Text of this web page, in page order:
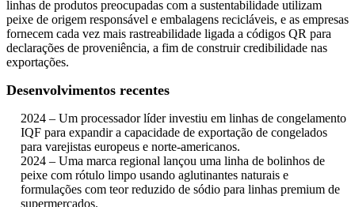
linhas de produtos preocupadas com a sustentabilidade utilizam
peixe de origem responsável e embalagens recicláveis, e as empresas
fornecem cada vez mais rastreabilidade ligada a códigos QR para
declarações de proveniência, a fim de construir credibilidade nas
exportações.
Desenvolvimentos recentes
2024 – Um processador líder investiu em linhas de congelamento
IQF para expandir a capacidade de exportação de congelados
para varejistas europeus e norte-americanos.
2024 – Uma marca regional lançou uma linha de bolinhos de
peixe com rótulo limpo usando aglutinantes naturais e
formulações com teor reduzido de sódio para linhas premium de
supermercados.